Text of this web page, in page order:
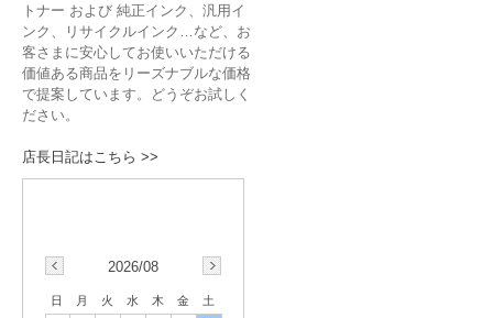
トナー および 純正インク、汎用イ
ンク、リサイクルインク…など、お
客さまに安心してお使いいただける
価値ある商品をリーズナブルな価格
で提案しています。どうぞお試しく
ださい。
店長日記はこちら >>
2026/08
日 月 火 水 木 金
土